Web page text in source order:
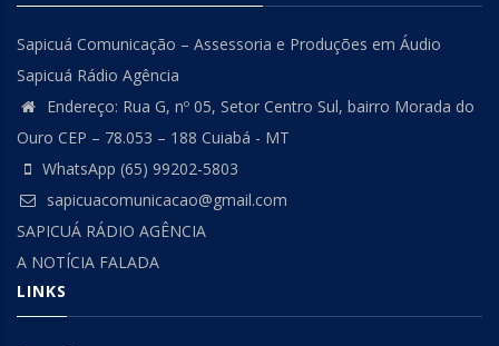
Sapicuá Comunicação – Assessoria e Produções em Áudio
Sapicuá Rádio Agência
Endereço: Rua G, nº 05, Setor Centro Sul, bairro Morada do
Ouro CEP – 78.053 – 188 Cuiabá - MT
WhatsApp (65) 99202-5803
sapicuacomunicacao@gmail.com
SAPICUÁ RÁDIO AGÊNCIA
A NOTÍCIA FALADA
LINKS